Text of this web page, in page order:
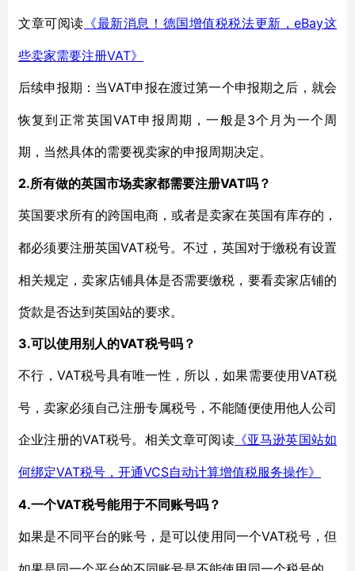
文章可阅读 《最新消息！德国增值税税法更新，eBay这
些卖家需要注册VAT》
后续申报期：当VAT申报在渡过第一个申报期之后，就会
恢复到正常英国VAT申报周期，一般是3个月为一个周
期，当然具体的需要视卖家的申报周期决定。
2.所有做的英国市场卖家都需要注册VAT吗？
英国要求所有的跨国电商，或者是卖家在英国有库存的，
都必须要注册英国VAT税号。不过，英国对于缴税有设置
相关规定，卖家店铺具体是否需要缴税，要看卖家店铺的
货款是否达到英国站的要求。
3.可以使用别人的VAT税号吗？
不行， VAT税号具有唯一性，所以，如果需要使用VAT税
号，卖家必须自己注册专属税号，不能随便使用他人公司
企业注册的VAT税号。相关文章可阅读《亚马逊英国站如
何绑定VAT税号，开通VCS自动计算增值税服务操作》
4.一个VAT税号能用于不同账号吗？
如果是不同平台的账号，是可以使用同一个VAT税号，但